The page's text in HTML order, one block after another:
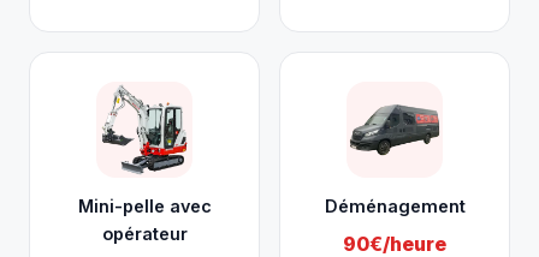
Mini-pelle avec
opérateur
Déménagement
90€/heure